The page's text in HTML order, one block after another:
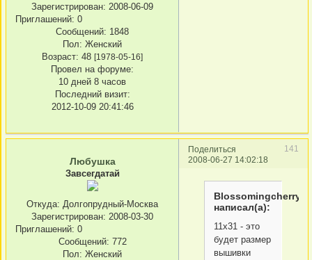
Зарегистрирован: 2008-06-09
Приглашений: 0
Сообщений: 1848
Пол: Женский
Возраст: 48 [1978-05-16]
Провел на форуме:
10 дней 8 часов
Последний визит:
2012-10-09 20:41:46
Поделиться
141
2008-06-27 14:02:18
Любушка
Завсегдатай
Откуда: Долгопрудный-Москва
Зарегистрирован: 2008-03-30
Приглашений: 0
Сообщений: 772
Пол: Женский
Blossomingcherry
написал(а):
11х31 - это
будет размер
вышивки